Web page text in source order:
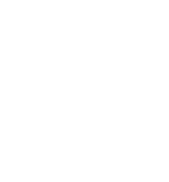
Achetez